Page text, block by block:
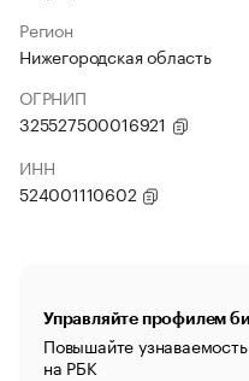
Регион
Нижегородская область
ОГРНИП
325527500016921
ИНН
524001110602
Управляйте профилем
Повышайте
на РБК